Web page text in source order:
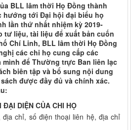
BLL lâm thời Họ Đồng thành
hướng tới Đại hội đại biểu họ
lần thứ nhất nhiệm kỳ 2019-
tư liệu, tài liệu để xuất bản cuốn
Chí Linh, BLL lâm thời Họ Đồng
các chi họ cung cấp các
để Thường trực Ban liên lạc
biên tập và bổ sung nội dung
được đầy đủ và chính xác.
ĐẠI DIỆN CỦA CHI HỌ
chỉ, số điện thoại liên hệ, địa chỉ